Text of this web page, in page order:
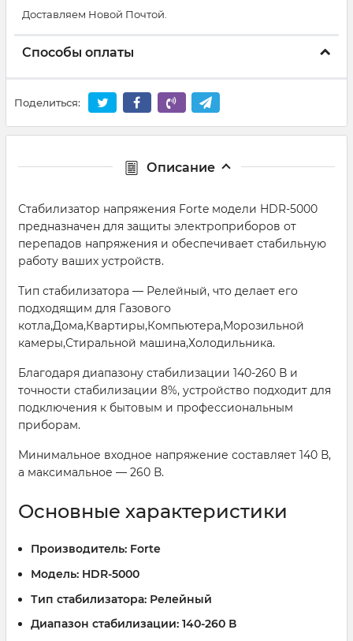
Доставляем Новой Почтой.
Способы оплаты
Поделиться:
Описание
Стабилизатор напряжения Forte модели HDR-5000
предназначен для защиты электроприборов от
перепадов напряжения и обеспечивает стабильную
работу ваших устройств.
Тип стабилизатора — Релейный, что делает его
подходящим для Газового
котла,Дома,Квартиры,Компьютера,Морозильной
камеры,Стиральной машина,Холодильника.
Благодаря диапазону стабилизации 140-260 В и
точности стабилизации 8%, устройство подходит для
подключения к бытовым и профессиональным
приборам.
Минимальное входное напряжение составляет 140 В,
а максимальное — 260 В.
Основные характеристики
Производитель: Forte
Модель: HDR-5000
Тип стабилизатора: Релейный
Диапазон стабилизации: 140-260 В